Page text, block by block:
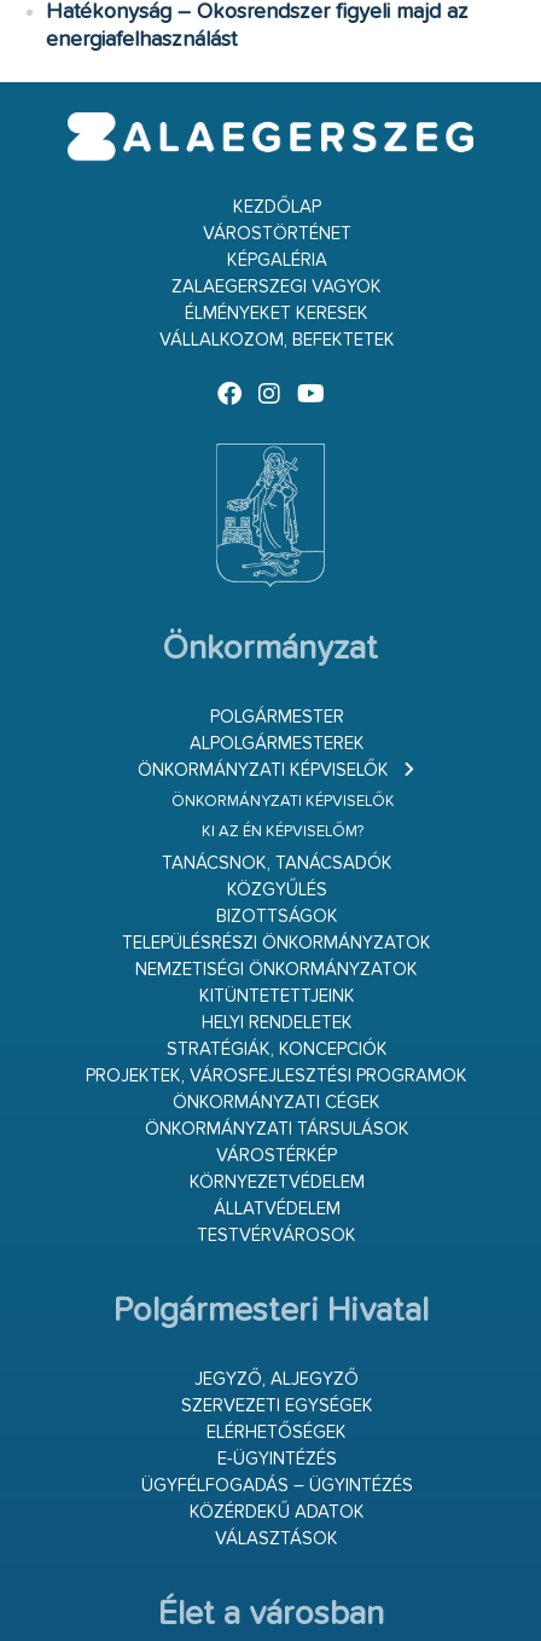
Hatékonyság – Okosrendszer figyeli majd az
energiafelhasználást
KEZDŐLAP
VÁROSTÖRTÉNET
KÉPGALÉRIA
ZALAEGERSZEGI VAGYOK
ÉLMÉNYEKET KERESEK
VÁLLALKOZOM, BEFEKTETEK
Önkormányzat
POLGÁRMESTER
ALPOLGÁRMESTEREK
ÖNKORMÁNYZATI KÉPVISELŐK
ÖNKORMÁNYZATI KÉPVISELŐK
KI AZ ÉN KÉPVISELŐM?
TANÁCSNOK, TANÁCSADÓK
KÖZGYŰLÉS
BIZOTTSÁGOK
TELEPÜLÉSRÉSZI ÖNKORMÁNYZATOK
NEMZETISÉGI ÖNKORMÁNYZATOK
KITÜNTETETTJEINK
HELYI RENDELETEK
STRATÉGIÁK, KONCEPCIÓK
PROJEKTEK, VÁROSFEJLESZTÉSI PROGRAMOK
ÖNKORMÁNYZATI CÉGEK
ÖNKORMÁNYZATI TÁRSULÁSOK
VÁROSTÉRKÉP
KÖRNYEZETVÉDELEM
ÁLLATVÉDELEM
TESTVÉRVÁROSOK
Polgármesteri Hivatal
JEGYZŐ, ALJEGYZŐ
SZERVEZETI EGYSÉGEK
ELÉRHETŐSÉGEK
E-ÜGYINTÉZÉS
ÜGYFÉLFOGADÁS – ÜGYINTÉZÉS
KÖZÉRDEKŰ ADATOK
VÁLASZTÁSOK
Élet a városban